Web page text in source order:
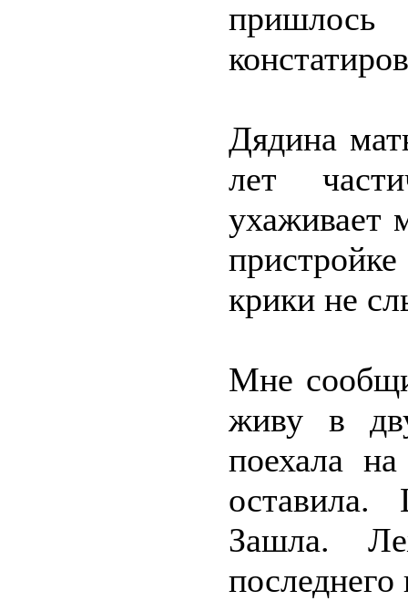
Дядина
лет
ухаживает
крики не
Мне
живу в
поехала
оставила.
Зашла.